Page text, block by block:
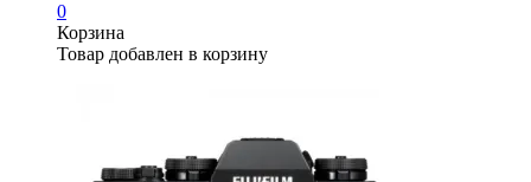
0
Корзина
Товар добавлен в корзину